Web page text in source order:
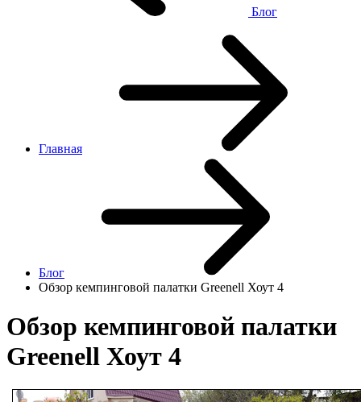
Блог
Главная
Блог
Обзор кемпинговой палатки Greenell Хоут 4
Обзор кемпинговой палатки
Greenell Хоут 4